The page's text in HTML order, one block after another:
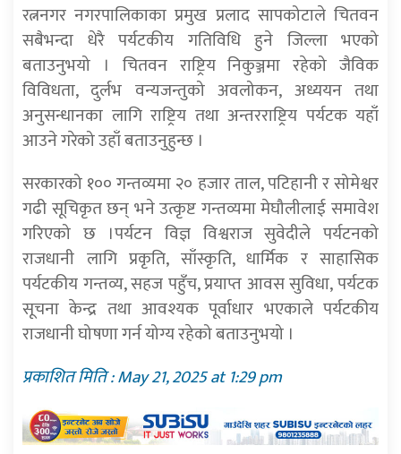
रत्ननगर नगरपालिकाका प्रमुख प्रलाद सापकोटाले चितवन
सबैभन्दा धेरै पर्यटकीय गतिविधि हुने जिल्ला भएको
बताउनुभयो । चितवन राष्ट्रिय निकुञ्जमा रहेको जैविक
विविधता, दुर्लभ वन्यजन्तुको अवलोकन, अध्ययन तथा
अनुसन्धानका लागि राष्ट्रिय तथा अन्तरराष्ट्रिय पर्यटक यहाँ
आउने गरेको उहाँ बताउनुहुन्छ ।
सरकारको १०० गन्तव्यमा २० हजार ताल, पटिहानी र सोमेश्वर
गढी सूचिकृत छन् भने उत्कृष्ट गन्तव्यमा मेघौलीलाई समावेश
गरिएको छ ।पर्यटन विज्ञ विश्वराज सुवेदीले पर्यटनको
राजधानी लागि प्रकृति, साँस्कृति, धार्मिक र साहासिक
पर्यटकीय गन्तव्य, सहज पहुँच, प्रयाप्त आवस सुविधा, पर्यटक
सूचना केन्द्र तथा आवश्यक पूर्वाधार भएकाले पर्यटकीय
राजधानी घोषणा गर्न योग्य रहेको बताउनुभयो ।
प्रकाशित मिति : May 21, 2025 at 1:29 pm